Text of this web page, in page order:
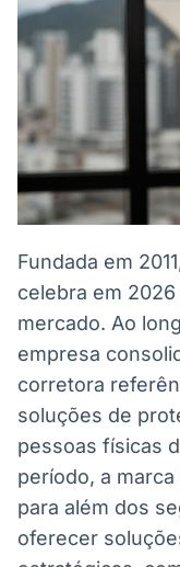
e Conteúdos
Fundada em
celebra em
mercado. Ao
empresa
corretora
soluções de
pessoas físicas
período, a
para além dos
oferecer